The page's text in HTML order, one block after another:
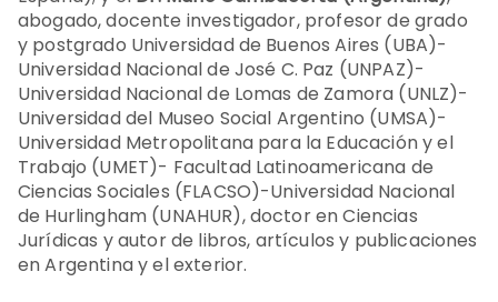
abogado, docente investigador, profesor de grado
y postgrado Universidad de Buenos Aires (UBA)-
Universidad Nacional de José C. Paz (UNPAZ)-
Universidad Nacional de Lomas de Zamora (UNLZ)-
Universidad del Museo Social Argentino (UMSA)-
Universidad Metropolitana para la Educación y el
Trabajo (UMET)- Facultad Latinoamericana de
Ciencias Sociales (FLACSO)-Universidad Nacional
de Hurlingham (UNAHUR), doctor en Ciencias
Jurídicas y autor de libros, artículos y publicaciones
en Argentina y el exterior.